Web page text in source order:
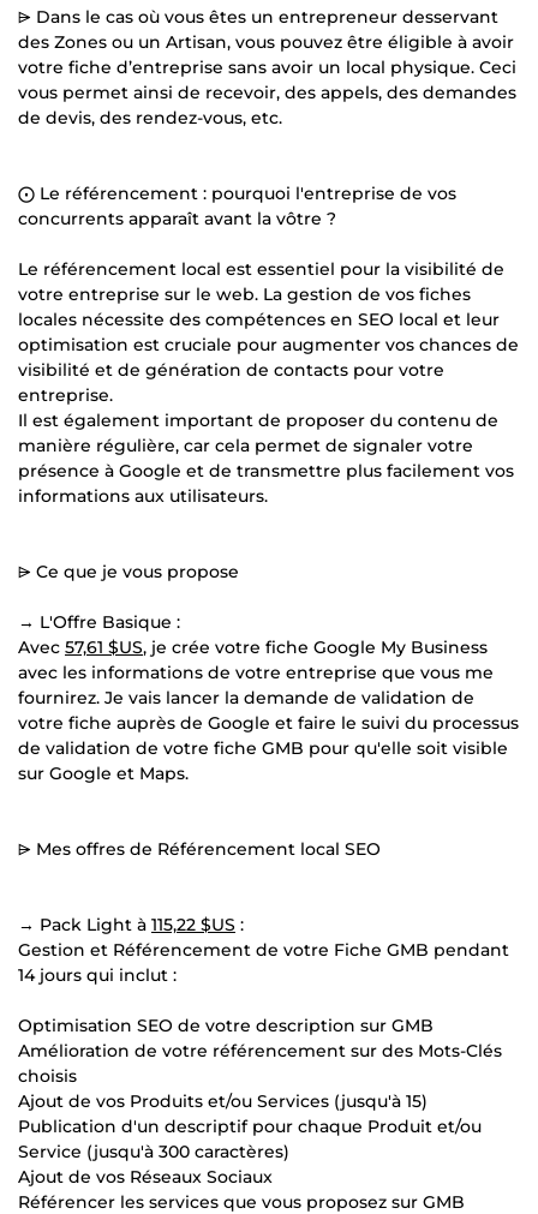
⩥ Dans le cas où vous êtes un entrepreneur desservant
des Zones ou un Artisan, vous pouvez être éligible à avoir
votre fiche d’entreprise sans avoir un local physique. Ceci
vous permet ainsi de recevoir, des appels, des demandes
de devis, des rendez-vous, etc.
⨀ Le référencement : pourquoi l'entreprise de vos
concurrents apparaît avant la vôtre ?
Le référencement local est essentiel pour la visibilité de
votre entreprise sur le web. La gestion de vos fiches
locales nécessite des compétences en SEO local et leur
optimisation est cruciale pour augmenter vos chances de
visibilité et de génération de contacts pour votre
entreprise.
Il est également important de proposer du contenu de
manière régulière, car cela permet de signaler votre
présence à Google et de transmettre plus facilement vos
informations aux utilisateurs.
⩥ Ce que je vous propose
→ L'Offre Basique :
Avec 57,61 $US, je crée votre fiche Google My Business
avec les informations de votre entreprise que vous me
fournirez. Je vais lancer la demande de validation de
votre fiche auprès de Google et faire le suivi du processus
de validation de votre fiche GMB pour qu'elle soit visible
sur Google et Maps.
⩥ Mes offres de Référencement local SEO
→ Pack Light à 115,22 $US :
Gestion et Référencement de votre Fiche GMB pendant
14 jours qui inclut :
Optimisation SEO de votre description sur GMB
Amélioration de votre référencement sur des Mots-Clés
choisis
Ajout de vos Produits et/ou Services (jusqu'à 15)
Publication d'un descriptif pour chaque Produit et/ou
Service (jusqu'à 300 caractères)
Ajout de vos Réseaux Sociaux
Référencer les services que vous proposez sur GMB